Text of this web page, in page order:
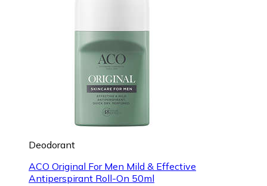
Deodorant
ACO Original For Men Mild & Effective
Antiperspirant Roll-On 50ml